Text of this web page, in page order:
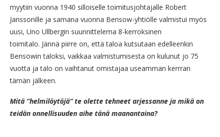
myytiin vuonna 1940 silloiselle toimitusjohtajalle Robert
Janssonille ja samana vuonna Bensow-yhtiölle valmistui myös
uusi, Uno Ullbergin suunnittelema 8-kerroksinen
toimitalo. Jännä piirre on, että taloa kutsutaan edelleenkin
Bensowin taloksi, vaikkaa valmistumisesta on kulunut jo 75
vuotta ja talo on vaihtanut omistajaa useamman kerrran
tämän jälkeen.
Mitä ”helmilöytöjä” te olette tehneet arjessanne ja mikä on
teidän onnellisuuden aihe tänä maanantaina?